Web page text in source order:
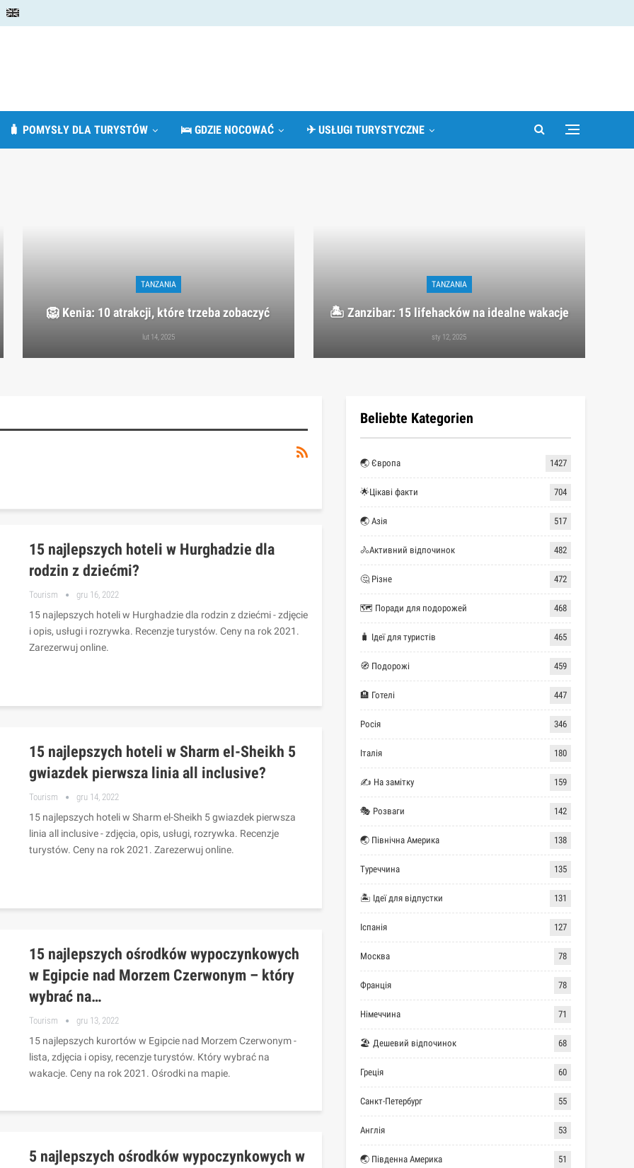
🧳 POMYSŁY DLA TURYSTÓW 🛌 GDZIE NOCOWAĆ ✈ USŁUGI TURYSTYCZNE
TANZANIA
🦁 Kenia: 10 atrakcji, które trzeba zobaczyć
lut 14, 2025
TANZANIA
🏝️ Zanzibar: 15 lifehacków na idealne wakacje
sty 12, 2025
15 najlepszych hoteli w Hurghadzie dla
rodzin z dziećmi?
Tourism gru 16, 2022
15 najlepszych hoteli w Hurghadzie dla rodzin z dziećmi - zdjęcie
i opis, usługi i rozrywka. Recenzje turystów. Ceny na rok 2021.
Zarezerwuj online.
15 najlepszych hoteli w Sharm el-Sheikh 5
gwiazdek pierwsza linia all inclusive?
Tourism gru 14, 2022
15 najlepszych hoteli w Sharm el-Sheikh 5 gwiazdek pierwsza
linia all inclusive - zdjęcia, opis, usługi, rozrywka. Recenzje
turystów. Ceny na rok 2021. Zarezerwuj online.
15 najlepszych ośrodków wypoczynkowych
w Egipcie nad Morzem Czerwonym – który
wybrać na…
Tourism gru 13, 2022
15 najlepszych kurortów w Egipcie nad Morzem Czerwonym -
lista, zdjęcia i opisy, recenzje turystów. Który wybrać na
wakacje. Ceny na rok 2021. Ośrodki na mapie.
5 najlepszych ośrodków wypoczynkowych w
Beliebte Kategorien
🌏 Європа 1427
🌟Цікаві факти 704
🌏 Азія 517
🚴Активний відпочинок 482
🤔 Різне 472
🗺 Поради для подорожей 468
🧳 Ідеї для туристів 465
🧭 Подорожі 459
🏨 Готелі 447
Росія 346
Італія 180
✍ На замітку 159
🎭 Розваги 142
🌏 Північна Америка 138
Туреччина 135
🏝 Ідеї для відпустки 131
Іспанія 127
Москва 78
Франція 78
Німеччина 71
🏖 Дешевий відпочинок 68
Греція 60
Санкт-Петербург 55
Англія 53
🌏 Південна Америка 51